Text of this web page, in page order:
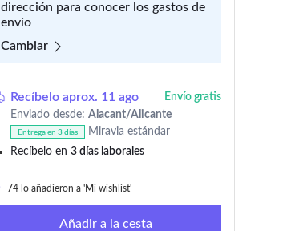
dirección para conocer los gastos de
envío
Cambiar
Recíbelo aprox. 11 ago
Envío gratis
Enviado desde: Alacant/Alicante
Entrega en 3 días
Miravia estándar
Recíbelo en 3 días laborales
74 lo añadieron a 'Mi wishlist'
Añadir a la cesta